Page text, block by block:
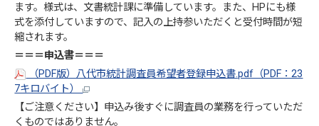
ます。様式は、文書統計課に準備しています。また、HPにも様
式を添付していますので、記入の上持参いただくと受付時間が短
縮されます。
＝＝＝申込書＝＝＝
（PDF版）八代市統計調査員希望者登録申込書.pdf（PDF：23
7キロバイト）
【ご注意ください】申込み後すぐに調査員の業務を行っていただ
くものではありません。